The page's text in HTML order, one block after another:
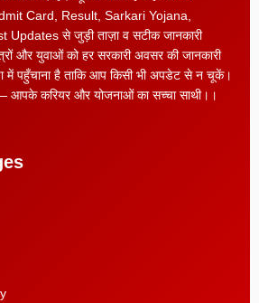
Card, Result, Sarkari Yojana,
से जुड़ी ताज़ा व सटीक जानकारी
और युवाओं को हर सरकारी अवसर की जानकारी
पहुँचाना है ताकि आप किसी भी अपडेट से न चूकें।
करियर और योजनाओं का सच्चा साथी।।